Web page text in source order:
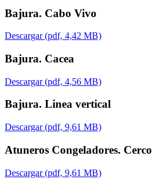
Bajura. Cabo Vivo
Descargar (pdf, 4,42 MB)
Bajura. Cacea
Descargar (pdf, 4,56 MB)
Bajura. Linea vertical
Descargar (pdf, 9,61 MB)
Atuneros Congeladores. Cerco
Descargar (pdf, 9,61 MB)